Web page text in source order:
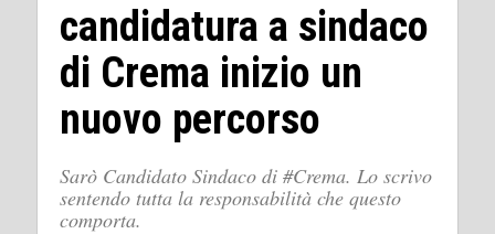
candidatura a sindaco
di Crema inizio un
nuovo percorso
Sarò Candidato Sindaco di #Crema. Lo scrivo
sentendo tutta la responsabilità che questo
comporta.